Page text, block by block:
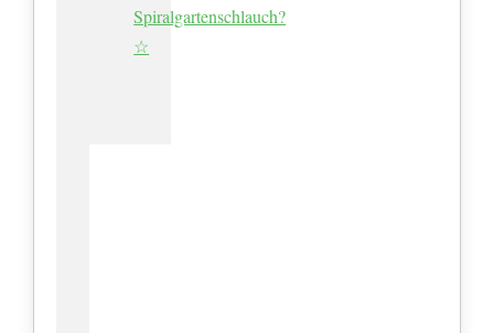
Spiralgartenschlauch?
☆